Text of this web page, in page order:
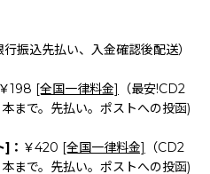
振込先払い、入金確認後配送）
￥198 [全国一律料金]
（最安!CD2
まで。先払い。ポストへの投函)
： ￥420 [全国一律料金]
（CD2
まで。先払い。ポストへの投函)